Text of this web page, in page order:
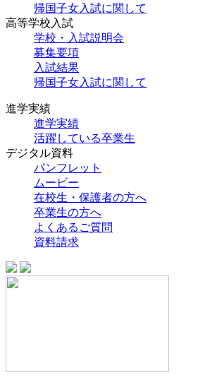
帰国子女入試に関して
高等学校入試
学校・入試説明会
募集要項
入試結果
帰国子女入試に関して
進学実績
進学実績
活躍している卒業生
デジタル資料
パンフレット
ムービー
在校生・保護者の方へ
卒業生の方へ
よくあるご質問
資料請求